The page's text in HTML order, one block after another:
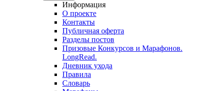
Информация
О проекте
Контакты
Публичная оферта
Разделы постов
Призовые Конкурсов и Марафонов.
LongRead.
Дневник ухода
Правила
Словарь